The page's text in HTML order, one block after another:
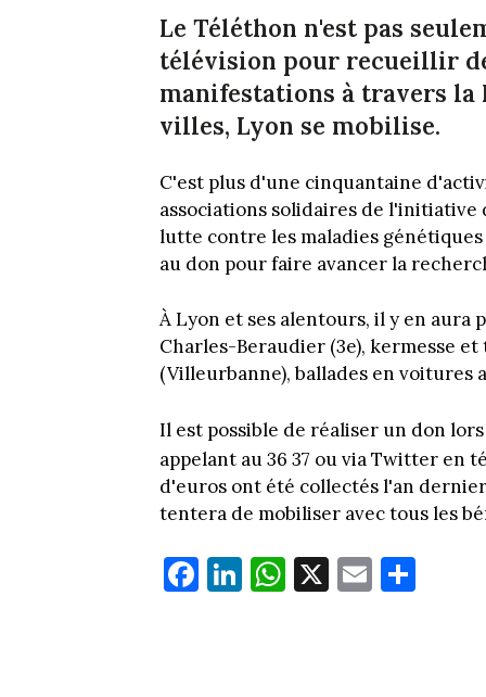
Le Téléthon n'est pas
télévision pour recueillir
manifestations à travers la
villes, Lyon se mobilise.
C'est plus d'une cinquantaine
associations solidaires de l'initiative
lutte contre les maladies
au don pour faire avancer la
À Lyon et ses alentours, il y en aura
Charles-Beraudier (3e), kermesse
(Villeurbanne), ballades en voitures
Il est possible de réaliser un don
appelant au 36 37 ou via Twitter en
d'euros ont été collectés l'an
tentera de mobiliser avec tous les
Fa
ce
Li
nk
W
ha
X E
m